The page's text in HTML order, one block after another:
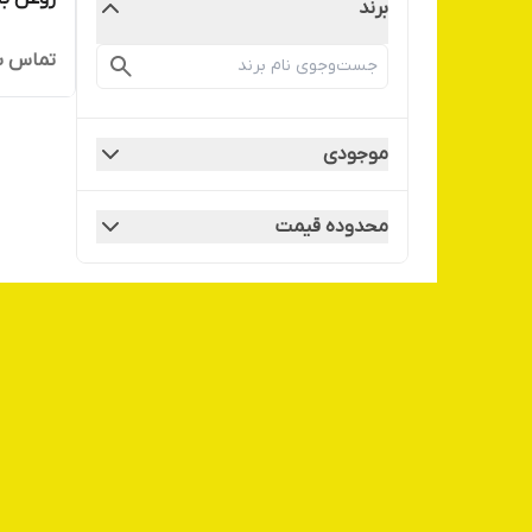
برند
موجودی
محدوده قیمت
تماس